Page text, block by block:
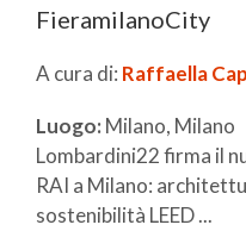
FieramilanoCity
A cura di: Raffaella
Luogo: Milano, Milano
Lombardini22 firma il
RAI a Milano:
sostenibilità LEED ...